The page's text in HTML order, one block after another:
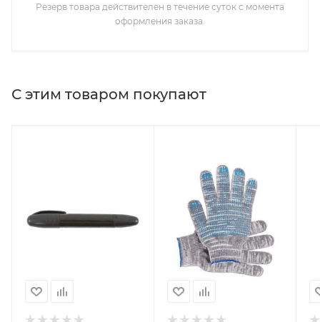
Резерв товара действителен в течение суток с момента
оформления заказа.
С этим товаром покупают